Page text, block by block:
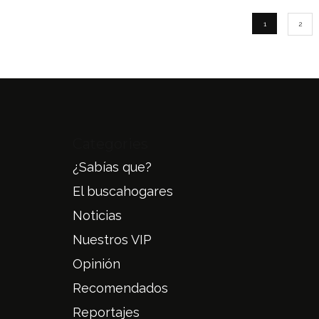
1 2
¿Sabías que?
El buscahogares
Noticias
Nuestros VIP
Opinión
Recomendados
Reportajes